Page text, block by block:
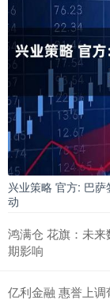
兴业策略 官方: 巴
动
鸿满仓 花旗：未
期影响
亿利金融 惠誉上